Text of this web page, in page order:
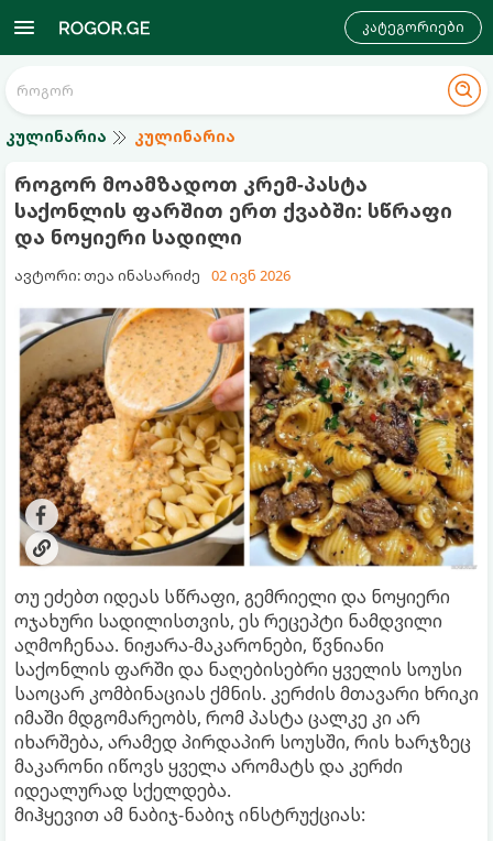
კატეგორიები
კულინარია კულინარია
როგორ მოამზადოთ კრემ-პასტა
საქონლის ფარშით ერთ ქვაბში: სწრაფი
და ნოყიერი სადილი
ავტორი: თეა ინასარიძე 02 ივნ 2026
თუ ეძებთ იდეას სწრაფი, გემრიელი და ნოყიერი
ოჯახური სადილისთვის, ეს რეცეპტი ნამდვილი
აღმოჩენაა. ნიჟარა-მაკარონები, წვნიანი
საქონლის ფარში და ნაღებისებრი ყველის სოუსი
საოცარ კომბინაციას ქმნის. კერძის მთავარი ხრიკი
იმაში მდგომარეობს, რომ პასტა ცალკე კი არ
იხარშება, არამედ პირდაპირ სოუსში, რის ხარჯზეც
მაკარონი იწოვს ყველა არომატს და კერძი
იდეალურად სქელდება.
მიჰყევით ამ ნაბიჯ-ნაბიჯ ინსტრუქციას: